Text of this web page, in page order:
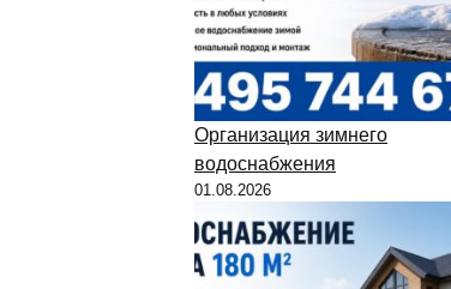
Организация зимнего
водоснабжения
01.08.2026